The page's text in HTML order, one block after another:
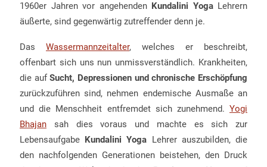
1960er Jahren vor angehenden Kundalini YogaLehrern
äußerte, sind gegenwärtig zutreffender denn je.
Das Wassermannzeitalter, welches er beschreibt,
offenbart sich uns nun unmissverständlich. Krankheiten,
die aufSucht, Depressionen und chronische Erschöpfung
zurückzuführen sind, nehmen endemische Ausmaße an
und die Menschheit entfremdet sich zunehmend. Yogi
Bhajan sah dies voraus und machte es sich zur
Lebensaufgabe Kundalini Yoga Lehrer auszubilden, die
den nachfolgenden Generationen beistehen, den Druck